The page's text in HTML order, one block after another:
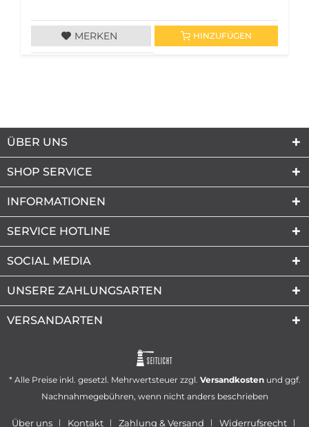
MERKEN HINZUFÜGEN
ÜBER UNS
SHOP SERVICE
INFORMATIONEN
SERVICE HOTLINE
SOCIAL MEDIA
UNSERE ZAHLUNGSARTEN
VERSANDARTEN
SEITLICHT
* Alle Preise inkl. gesetzl. Mehrwertsteuer zzgl. Versandkostenund ggf.
Nachnahmegebühren, wenn nicht anders beschrieben
Über uns Kontakt Zahlung & Versand Widerrufsrecht